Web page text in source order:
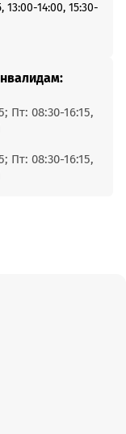
13:00-14:00, 15:30-
Пт: 08:30-16:15,
Пт: 08:30-16:15,